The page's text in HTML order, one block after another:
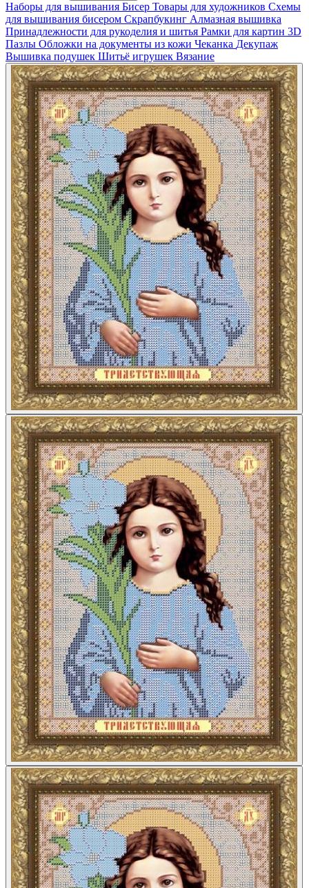
Наборы для вышивания Бисер Товары для художников Схемы
для вышивания бисером Скрапбукинг Алмазная вышивка
Принадлежности для рукоделия и шитья Рамки для картин 3D
Пазлы Обложки на документы из кожи Чеканка Декупаж
Вышивка подушек Шитьё игрушек Вязание